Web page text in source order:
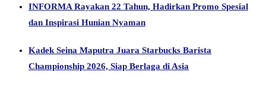
INFORMA Rayakan 22 Tahun, Hadirkan Promo Spesial
dan Inspirasi Hunian Nyaman
Kadek Seina Maputra Juara Starbucks Barista
Championship 2026, Siap Berlaga di Asia